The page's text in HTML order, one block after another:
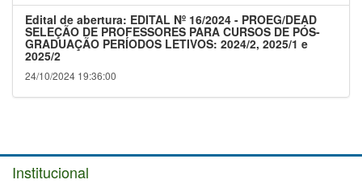
Edital de abertura: EDITAL Nº 16/2024 - PROEG/DEAD
SELEÇÃO DE PROFESSORES PARA CURSOS DE PÓS-
GRADUAÇÃO PERÍODOS LETIVOS: 2024/2, 2025/1 e
2025/2
24/10/2024 19:36:00
Institucional